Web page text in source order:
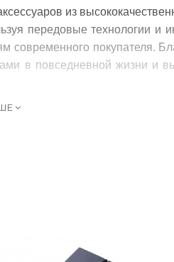
из
передовые технологии и
покупателя.
в повседневной жизни и